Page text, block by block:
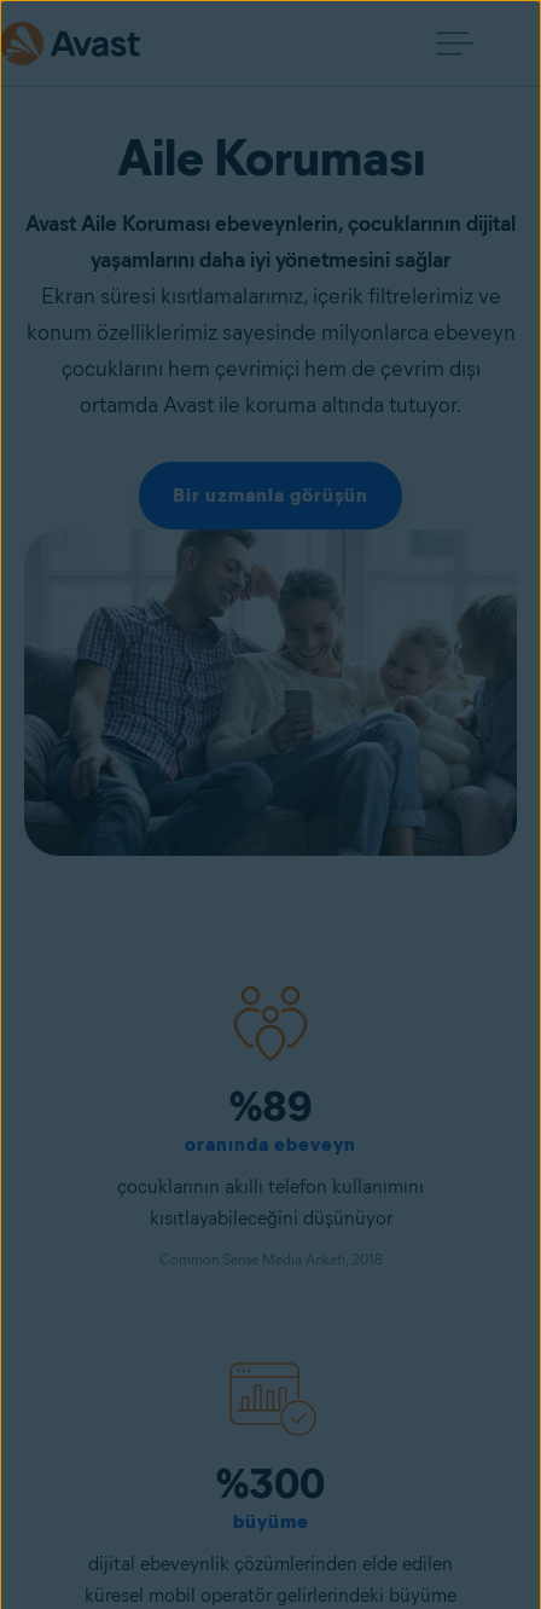
Aile Koruması
Avast Aile Koruması ebeveynlerin, çocuklarının dijital
yaşamlarını daha iyi yönetmesini sağlar
Ekran süresi kısıtlamalarımız, içerik filtrelerimiz ve
konum özelliklerimiz sayesinde milyonlarca ebeveyn
çocuklarını hem çevrimiçi hem de çevrim dışı
ortamda Avast ile koruma altında tutuyor.
Bir uzmanla görüşün
%89
oranında ebeveyn
çocuklarının akıllı telefon kullanımını
kısıtlayabileceğini düşünüyor
Common Sense Media Anketi, 2018
%300
büyüme
dijital ebeveynlik çözümlerinden elde edilen
küresel mobil operatör gelirlerindeki büyüme